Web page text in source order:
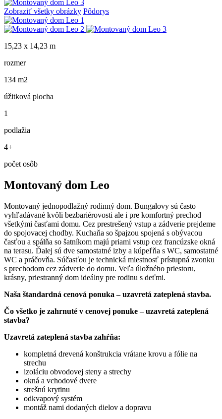
Zobraziť všetky obrázky Pôdorys
15,23 x 14,23 m
rozmer
134 m2
úžitková plocha
1
podlažia
4+
počet osôb
Montovaný dom Leo
Montovaný jednopodlažný rodinný dom. Bungalovy sú často
vyhľadávané kvôli bezbariérovosti ale i pre komfortný prechod
všetkými časťami domu. Cez prestrešený vstup a zádverie prejdeme
do spojovacej chodby. Kuchaňa so špajzou spojená s obývacou
časťou a spálňa so šatníkom majú priami vstup cez francúzske okná
na terasu. Ďalej sú dve samostatné izby a kúpeľňa s WC, samostatné
WC a práčovňa. Súčasťou je technická miestnosť prístupná zvonku
s prechodom cez zádverie do domu. Veľa úložného priestoru,
krásny, priestranný dom ideálny pre rodinu s deťmi.
Naša štandardná cenová ponuka – uzavretá zateplená stavba.
Čo všetko je zahrnuté v cenovej ponuke – uzavretá zateplená
stavba?
Uzavretá zateplená stavba zahŕňa:
kompletná drevená konštrukcia vrátane krovu a fólie na
strechu
izoláciu obvodovej steny a strechy
okná a vchodové dvere
strešnú krytinu
odkvapový systém
montáž nami dodaných dielov a dopravu